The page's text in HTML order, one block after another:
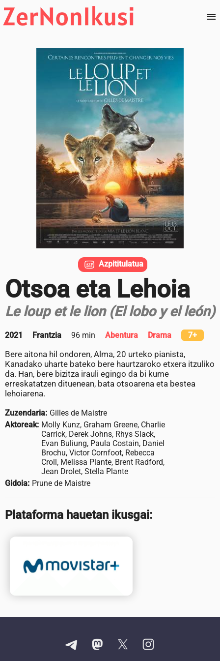
Otsoa eta Lehoia
Le loup et le lion (El lobo y el león)
2021 Frantzia 96 min Abentura Drama 7+
Bere aitona hil ondoren, Alma, 20 urteko pianista,
Kanadako uharte bateko bere haurtzaroko etxera itzuliko
da. Han, bere bizitza irauli egingo da bi kume
erreskatatzen dituenean, bata otsoarena eta bestea
lehoiarena.
Zuzendaria: Gilles de Maistre
Aktoreak: Molly Kunz, Graham Greene, Charlie
Carrick, Derek Johns, Rhys Slack,
Evan Buliung, Paula Costain, Daniel
Brochu, Victor Cornfoot, Rebecca
Croll, Melissa Plante, Brent Radford,
Jean Drolet, Stella Plante
Gidoia: Prune de Maistre
Plataforma hauetan ikusgai:
Azpititulatua